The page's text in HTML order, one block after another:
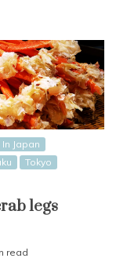
In Japan
Tokyo
legs
read